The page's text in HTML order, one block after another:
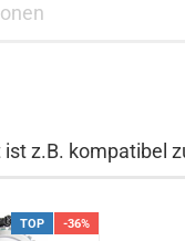
z.B. kompatibel
TOP -36%